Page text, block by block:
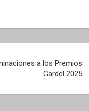
a los Premios
Gardel 2025